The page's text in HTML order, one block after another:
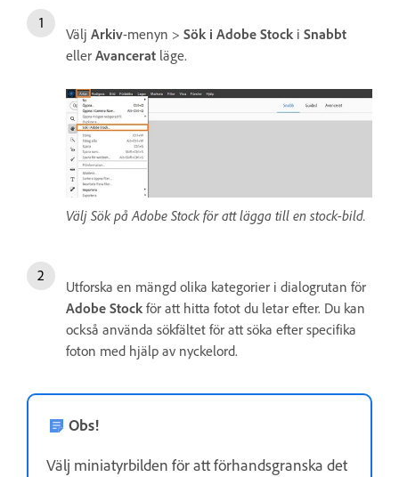
Välj Arkiv-menyn > Sök i Adobe Stock i Snabbt
eller Avancerat läge.
Välj Sök på Adobe Stock för att lägga till en stock-bild.
Utforska en mängd olika kategorier i dialogrutan för
Adobe Stock för att hitta fotot du letar efter. Du kan
också använda sökfältet för att söka efter specifika
foton med hjälp av nyckelord.
Obs!
Välj miniatyrbilden för att förhandsgranska det